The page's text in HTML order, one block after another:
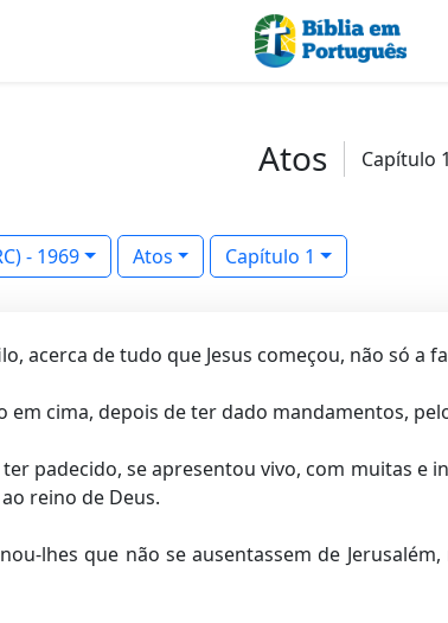
Atos Capítulo 1
- 1969 Atos Capítulo 1
acerca de tudo que Jesus começou, não só a
em cima, depois de ter dado mandamentos,
padecido, se apresentou vivo, com muitas e
reino de Deus.
lhes que não se ausentassem de